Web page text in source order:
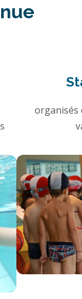
organisés